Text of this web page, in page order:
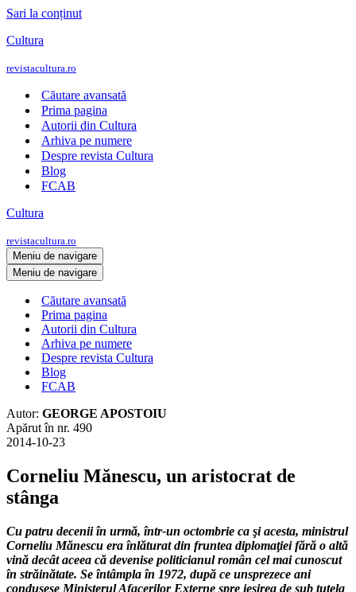
Sari la conținut
Cultura
revistacultura.ro
Căutare avansată
Prima pagina
Autorii din Cultura
Arhiva pe numere
Despre revista Cultura
Blog
FCAB
Cultura
revistacultura.ro
Meniu de navigare
Meniu de navigare
Căutare avansată
Prima pagina
Autorii din Cultura
Arhiva pe numere
Despre revista Cultura
Blog
FCAB
Autor: GEORGE APOSTOIU
Apărut în nr. 490
2014-10-23
Corneliu Mănescu, un aristocrat de
stânga
Cu patru decenii în urmă, într-un octombrie ca şi acesta, ministrul
Corneliu Mănescu era înlăturat din fruntea diplomaţiei fără o altă
vină decât aceea că devenise politicianul român cel mai cunoscut
în străinătate. Se întâmpla în 1972, după ce unsprezece ani
condusese Ministerul Afacerilor Externe spre ieşirea de sub tutela